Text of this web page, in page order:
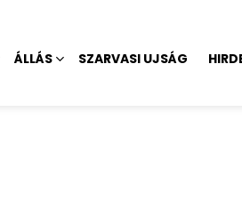
ÁLLÁS SZARVASI UJSÁG